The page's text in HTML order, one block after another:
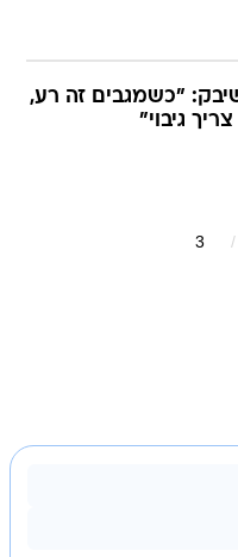
"כשמגבים זה רע,
גיבוי"
3